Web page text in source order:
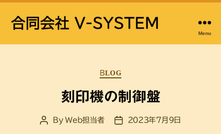
Menu
Categories
BLOG
刻印機の制御盤
Post
ByWeb担当者
Post2023年7月9日